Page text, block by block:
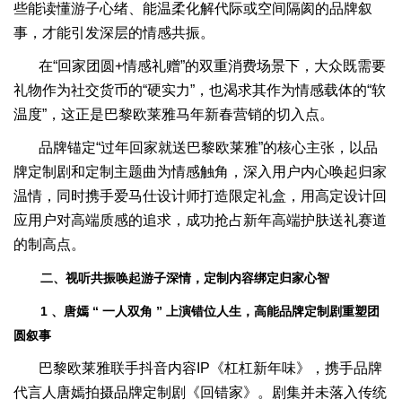
些能读懂游子心绪、能温柔化解代际或空间隔阂的品牌叙
事，才能引发深层的情感共振。
在“回家团圆+情感礼赠”的双重消费场景下，大众既需要
礼物作为社交货币的“硬实力”，也渴求其作为情感载体的“软
温度”，这正是巴黎欧莱雅马年新春营销的切入点。
品牌锚定“过年回家就送巴黎欧莱雅”的核心主张，以品
牌定制剧和定制主题曲为情感触角，深入用户内心唤起归家
温情，同时携手爱马仕设计师打造限定礼盒，用高定设计回
应用户对高端质感的追求，成功抢占新年高端护肤送礼赛道
的制高点。
二、视听共振唤起游子深情，定制内容绑定归家心智
1 、唐嫣 “ 一人双角 ”
上演错位人生，高能品牌定制剧重塑团
圆叙事
巴黎欧莱雅联手抖音内容IP《杠杠新年味》，携手品牌
代言人唐嫣拍摄品牌定制剧《回错家》。剧集并未落入传统